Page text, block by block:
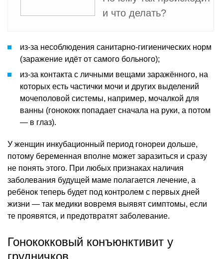
и что делать?
из-за несоблюдения санитарно-гигиенических норм
(заражение идёт от самого больного);
из-за контакта с личными вещами заражённого, на
которых есть частички мочи и других выделений
мочеполовой системы, например, мочалкой для
ванны (гонококк попадает сначала на руки, а потом
— в глаз).
У женщин инкубационный период гонореи дольше,
потому беременная вполне может заразиться и сразу
не понять этого. При любых признаках наличия
заболевания будущей маме полагается лечение, а
ребёнок теперь будет под контролем с первых дней
жизни — так медики вовремя выявят симптомы, если
те проявятся, и предотвратят заболевание.
Гонококковый конъюнктивит у
грудничков